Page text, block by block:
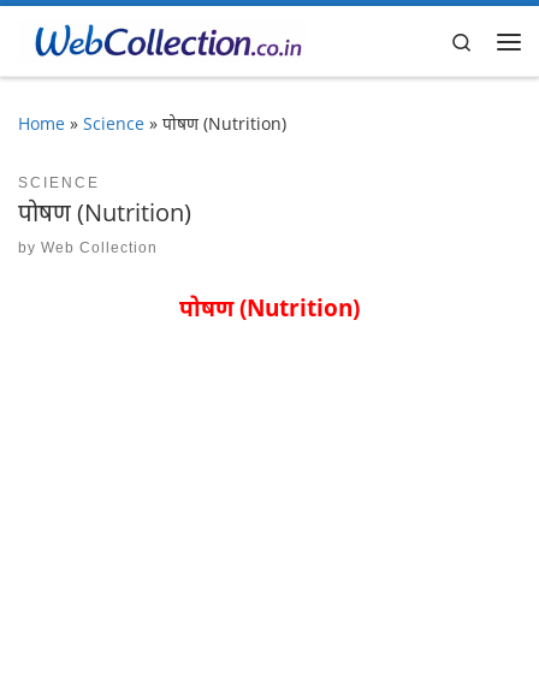
Skip to content
Search
Home » Science » पोषण (Nutrition)
SCIENCE
पोषण (Nutrition)
by Web Collection
पोषण (Nutrition)